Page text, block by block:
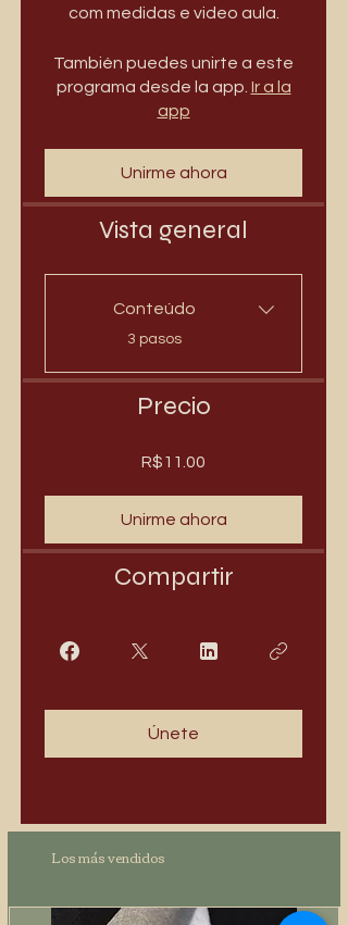
com medidas e video aula.
También puedes unirte a este
programa desde la app. Ir a la
app
Unirme ahora
Vista general
Conteúdo
.
3 pasos
Precio
R$11.00
Unirme ahora
Compartir
Únete
Los más vendidos